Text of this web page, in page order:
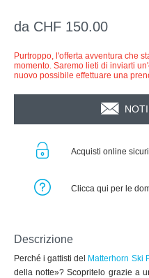
da CHF 150.00
Purtroppo, l'offerta avventura che
momento. Saremo lieti di inviarti
nuovo possibile effettuare una
Acquisti online
Clicca qui per le
Descrizione
Perché i gattisti del Matterhorn Ski
della notte»? Scopritelo grazie a